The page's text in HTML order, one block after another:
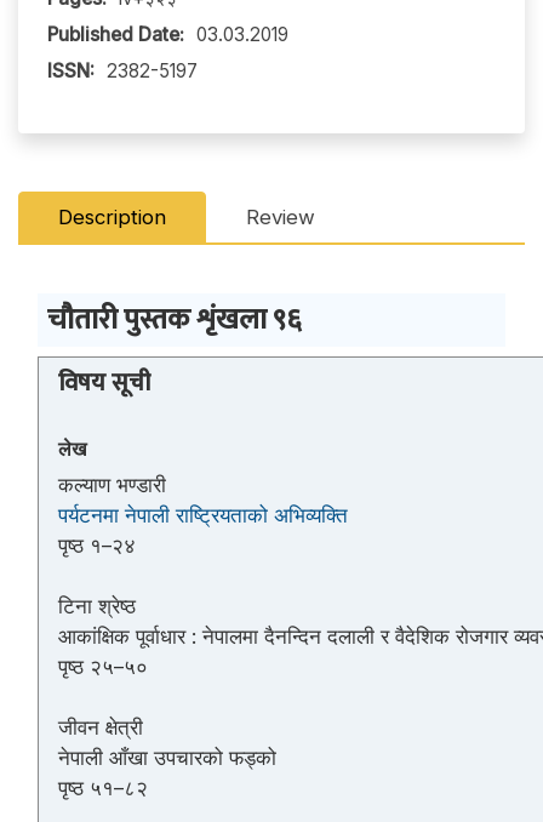
Published Date: 03.03.2019
ISSN: 2382-5197
Description Review
चौतारी पुस्तक शृंखला ९६
विषय सूची
लेख
कल्याण भण्डारी
पर्यटनमा नेपाली राष्ट्रियताको अभिव्यक्ति
पृष्ठ १–२४
टिना श्रेष्ठ
आकांक्षिक पूर्वाधार : नेपालमा दैनन्दिन दलाली र वैदेशिक रोजगार
पृष्ठ २५–५०
जीवन क्षेत्री
नेपाली आँखा उपचारको फड्को
पृष्ठ ५१–८२